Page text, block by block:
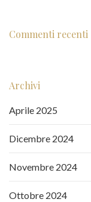
Commenti recenti
Archivi
Aprile 2025
Dicembre 2024
Novembre 2024
Ottobre 2024